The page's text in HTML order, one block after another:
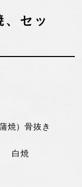
、セッ
蒲焼）骨抜き
白焼